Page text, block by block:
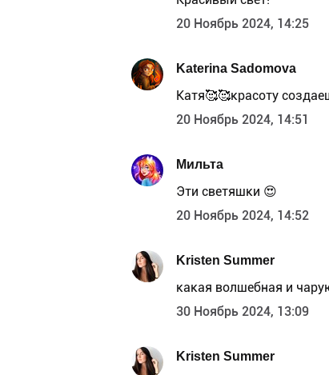
20 Ноябрь 2024, 14:25
Katerina Sadomova
Катя🥰🥰красоту
20 Ноябрь 2024, 14:51
Мильта
Эти светяшки 😍
20 Ноябрь 2024, 14:52
Kristen Summer
какая волшебная и
30 Ноябрь 2024, 13:09
Kristen Summer